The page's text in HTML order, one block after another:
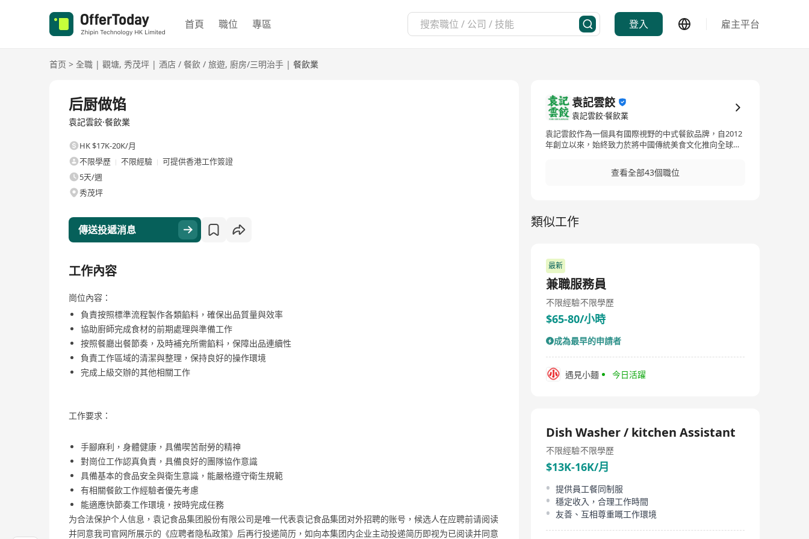
首頁 職位 專區 登入 雇主平台
首页 > 全職 | 觀塘, 秀茂坪 | 酒店 / 餐飲 / 旅遊, 廚房/三明治手 | 餐飲業
后厨做馅
袁記雲餃·餐飲業
HK $17K-20K/月
不限學歷
不限經驗
可提供香港工作簽證
5天/週
秀茂坪
傳送投遞消息
工作內容
崗位內容：
負責按照標準流程製作各類餡料，確保出品質量與效率
協助廚師完成食材的前期處理與準備工作
按照餐廳出餐節奏，及時補充所需餡料，保障出品連續性
負責工作區域的清潔與整理，保持良好的操作環境
完成上級交辦的其他相關工作
工作要求：
手腳麻利，身體健康，具備喫苦耐勞的精神
對崗位工作認真負責，具備良好的團隊協作意識
具備基本的食品安全與衛生意識，能嚴格遵守衛生規範
有相關餐飲工作經驗者優先考慮
能適應快節奏工作環境，按時完成任務
为合法保护个人信息，袁记食品集团股份有限公司是唯一代表袁记食品集团对外招聘的账号，候选人在应聘前请阅读
并同意我司官网所展示的《应聘者隐私政策》后再行投递简历，如向本集团内企业主动投递简历即视为已阅读并同意
袁記雲餃
袁記雲餃·餐飲業
袁記雲餃作為一個具有國際視野的中式餐飲品牌，自2012
年創立以來，始終致力於將中國傳統美食文化推向全球。
年進入澳門，2024年，袁記雲餃正式登陸新加坡，標誌著
袁記正式邁向東南亞市場。未來，袁記雲餃子計畫持續拓
面不斷優化，確保為全球消費者提供高品質的用餐體驗。
將中國餃子文化帶向全世界！ 为合法保护个人信息，袁记
《应聘者隐私政策》后再行投递简历，如向本集团内企业
主动投递简历即视为已阅读并同意该隐私政策。 《应聘者
隐私政策》具体内容以“袁记云饺官网”为准。
查看全部43個職位
類似工作
最新
兼職服務員
不限經驗不限學歷
$65-80/小時
成為最早的申請者
遇見小麵 今日活躍
Dish Washer / kitchen Assistant
不限經驗不限學歷
$13K-16K/月
提供員工餐同制服
穩定收入，合理工作時間
友善、互相尊重嘅工作環境